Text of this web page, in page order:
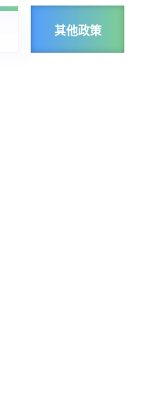
其他政策